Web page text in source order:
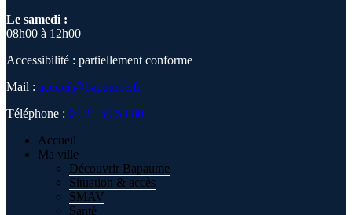
Le samedi :
08h00 à 12h00
Accessibilité : partiellement conforme
Mail : accueil@bapaume.fr
Téléphone : 03 21 50 58 80
Accueil
Ma ville
Découvrir Bapaume
Situation & accès
SMAV
Santé